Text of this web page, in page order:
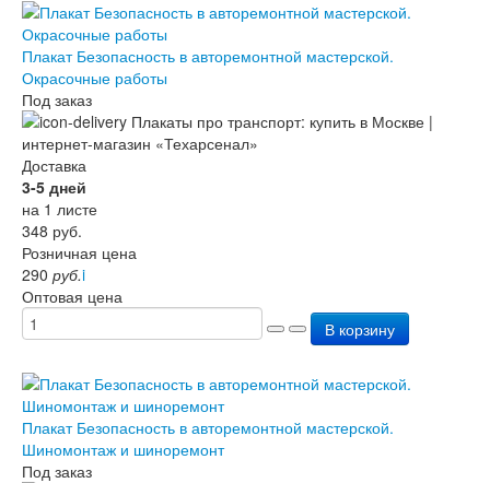
Плакат Безопасность в авторемонтной мастерской.
Окрасочные работы
Под заказ
Доставка
3-5 дней
на 1 листе
348 руб.
Розничная цена
290 руб.i
Оптовая цена
В корзину
Плакат Безопасность в авторемонтной мастерской.
Шиномонтаж и шиноремонт
Под заказ